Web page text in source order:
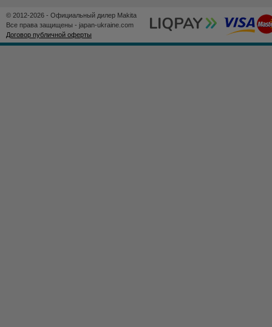
© 2012-2026 - Официальный дилер Makita
Все права защищены - japan-ukraine.com
Договор публичной оферты